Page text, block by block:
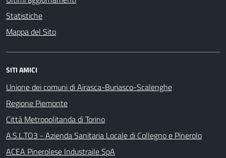
Statistiche
Mappa del Sito
SITI AMICI
Unione dei comuni di Airasca-Buriasco-Scalenghe
Regione Piemonte
Città Metropolitanda di Torino
A.S.L.TO3 - Azienda Sanitaria Locale di Collegno e Pinerolo
ACEA Pinerolese Industraile SpA